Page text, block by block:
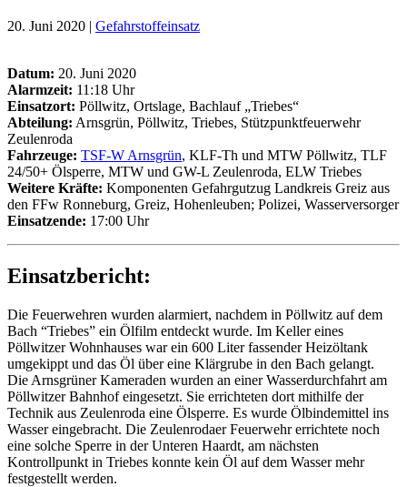
20. Juni 2020 | Gefahrstoffeinsatz
Datum: 20. Juni 2020
Alarmzeit: 11:18 Uhr
Einsatzort: Pöllwitz, Ortslage, Bachlauf „Triebes“
Abteilung: Arnsgrün, Pöllwitz, Triebes, Stützpunktfeuerwehr
Zeulenroda
Fahrzeuge: TSF-W Arnsgrün, KLF-Th und MTW Pöllwitz, TLF
24/50+ Ölsperre, MTW und GW-L Zeulenroda, ELW Triebes
Weitere Kräfte: Komponenten Gefahrgutzug Landkreis Greiz aus
den FFw Ronneburg, Greiz, Hohenleuben; Polizei, Wasserversorger
Einsatzende: 17:00 Uhr
Einsatzbericht:
Die Feuerwehren wurden alarmiert, nachdem in Pöllwitz auf dem
Bach “Triebes” ein Ölfilm entdeckt wurde. Im Keller eines
Pöllwitzer Wohnhauses war ein 600 Liter fassender Heizöltank
umgekippt und das Öl über eine Klärgrube in den Bach gelangt.
Die Arnsgrüner Kameraden wurden an einer Wasserdurchfahrt am
Pöllwitzer Bahnhof eingesetzt. Sie errichteten dort mithilfe der
Technik aus Zeulenroda eine Ölsperre. Es wurde Ölbindemittel ins
Wasser eingebracht. Die Zeulenrodaer Feuerwehr errichtete noch
eine solche Sperre in der Unteren Haardt, am nächsten
Kontrollpunkt in Triebes konnte kein Öl auf dem Wasser mehr
festgestellt werden.